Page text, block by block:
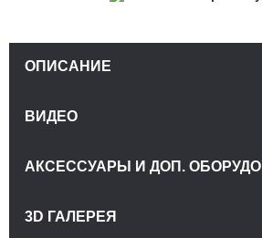
ОПИСАНИЕ
ВИДЕО
АКСЕССУАРЫ И ДОП.
3D ГАЛЕРЕЯ